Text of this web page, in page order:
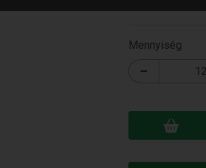
Mennyiség